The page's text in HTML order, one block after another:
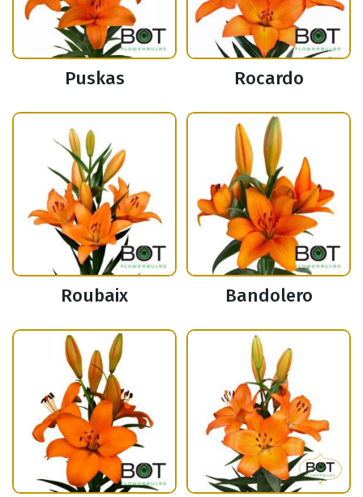
Puskas Rocardo
Roubaix Bandolero